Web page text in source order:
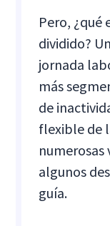
Pero, ¿qué
dividido?
jornada
más
de
flexible de
algunos
guía.